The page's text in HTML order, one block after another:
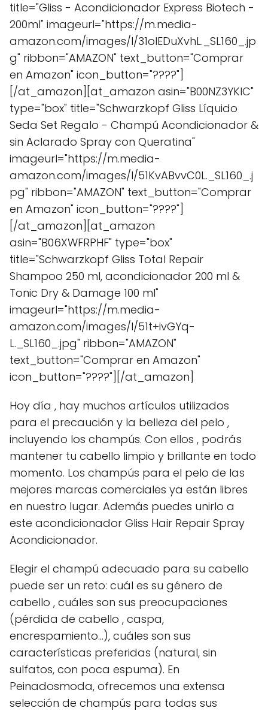
title="Gliss - Acondicionador Express Biotech -
200ml" imageurl="https://m.media-
amazon.com/images/I/31olEDuXvhL._SL160_.jp
g" ribbon="AMAZON" text_button="Comprar
en Amazon" icon_button="????"]
[/at_amazon][at_amazon asin="B00NZ3YKIC"
type="box" title="Schwarzkopf Gliss Líquido
Seda Set Regalo - Champú Acondicionador &
sin Aclarado Spray con Queratina"
imageurl="https://m.media-
amazon.com/images/I/51KvABvvC0L._SL160_.j
pg" ribbon="AMAZON" text_button="Comprar
en Amazon" icon_button="????"]
[/at_amazon][at_amazon
asin="B06XWFRPHF" type="box"
title="Schwarzkopf Gliss Total Repair
Shampoo 250 ml, acondicionador 200 ml &
Tonic Dry & Damage 100 ml"
imageurl="https://m.media-
amazon.com/images/I/51t+ivGYq-
L._SL160_.jpg" ribbon="AMAZON"
text_button="Comprar en Amazon"
icon_button="????"][/at_amazon]
Hoy día , hay muchos artículos utilizados
para el precaución y la belleza del pelo ,
incluyendo los champús. Con ellos , podrás
mantener tu cabello limpio y brillante en todo
momento. Los champús para el pelo de las
mejores marcas comerciales ya están libres
en nuestro lugar. Además puedes unirlo a
este acondicionador Gliss Hair Repair Spray
Acondicionador.
Elegir el champú adecuado para su cabello
puede ser un reto: cuál es su género de
cabello , cuáles son sus preocupaciones
(pérdida de cabello , caspa,
encrespamiento...), cuáles son sus
características preferidas (natural, sin
sulfatos, con poca espuma). En
Peinadosmoda, ofrecemos una extensa
selección de champús para todas sus